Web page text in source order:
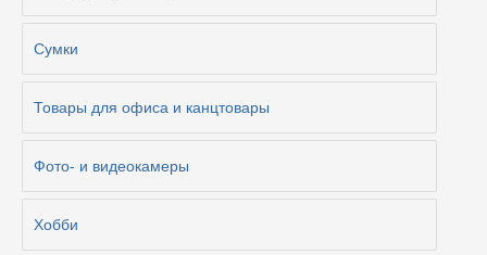
Сумки
Товары для офиса и канцтовары
Фото- и видеокамеры
Хобби